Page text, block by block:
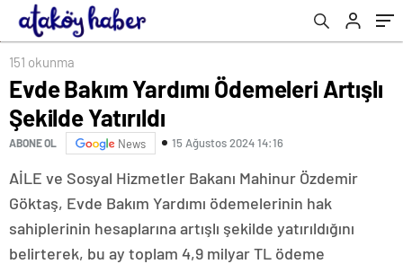
151 okunma
Evde Bakım Yardımı Ödemeleri Artışlı
Şekilde Yatırıldı
ABONE OL News 15 Ağustos 2024 14:16
AİLE ve Sosyal Hizmetler Bakanı Mahinur Özdemir
Göktaş, Evde Bakım Yardımı ödemelerinin hak
sahiplerinin hesaplarına artışlı şekilde yatırıldığını
belirterek, bu ay toplam 4,9 milyar TL ödeme